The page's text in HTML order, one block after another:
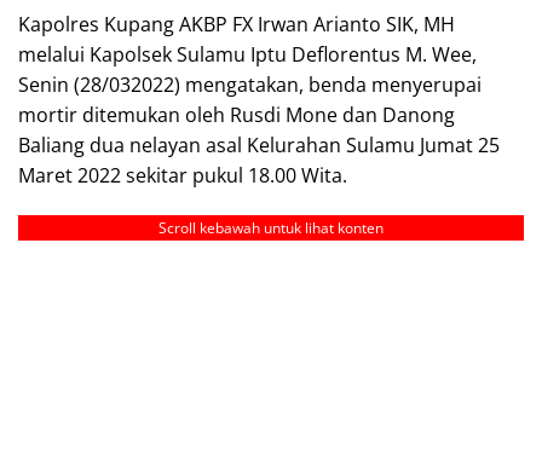
Kapolres Kupang AKBP FX Irwan Arianto SIK, MH
melalui Kapolsek Sulamu Iptu Deflorentus M. Wee,
Senin (28/032022) mengatakan, benda menyerupai
mortir ditemukan oleh Rusdi Mone dan Danong
Baliang dua nelayan asal Kelurahan Sulamu Jumat 25
Maret 2022 sekitar pukul 18.00 Wita.
Scroll kebawah untuk lihat konten